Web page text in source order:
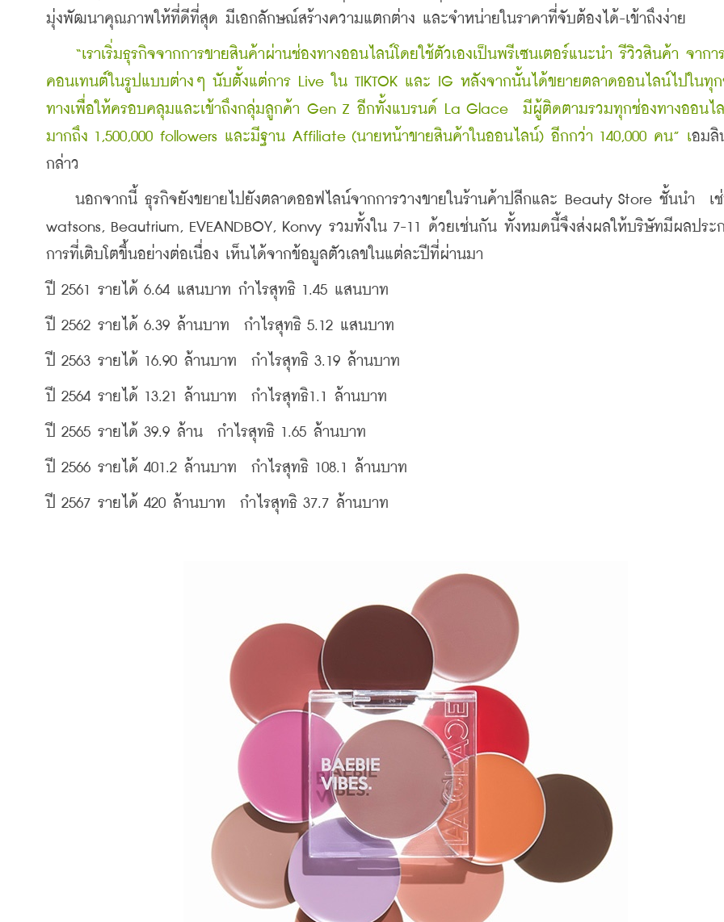
มุ่งพัฒนาคุณภาพให้ที่ดีที่สุด มีเอกลักษณ์สร้างความแตกต่าง และจำหน่ายในราคาที่จับต้องได้-เข้าถึงง่าย
“เราเริ่มธุรกิจจากการขายสินค้าผ่านช่องทางออนไลน์โดยใช้ตัวเองเป็นพรีเซนเตอร์แนะนำ รีวิวสินค้า จากา
คอนเทนต์ในรูปแบบต่างๆ นับตั้งแต่การ Live ใน TIKTOK และ IG หลังจากนั้นได้ขยายตลาดออนไลน์ไปในทุก
ทางเพื่อให้ครอบคลุมและเข้าถึงกลุ่มลูกค้า Gen Z อีกทั้งแบรนด์ La Glace  มีผู้ติดตามรวมทุกช่องทางออนไ
มากถึง 1,500,000 followers และมีฐาน Affiliate (นายหน้าขายสินค้าในออนไลน์) อีกกว่า 140,000 คน” เอมลิ
กล่าว
นอกจากนี้ ธุรกิจยังขยายไปยังตลาดออฟไลน์จากการวางขายในร้านค้าปลีกและ Beauty Store ชั้นนำ  เ
watsons, Beautrium, EVEANDBOY, Konvy รวมทั้งใน 7-11 ด้วยเช่นกัน ทั้งหมดนี้จึงส่งผลให้บริษัทมีผลประ
การที่เติบโตขึ้นอย่างต่อเนื่อง เห็นได้จากข้อมูลตัวเลขในแต่ละปีที่ผ่านมา
ปี 2561 รายได้ 6.64 แสนบาท กำไรสุทธิ 1.45 แสนบาท
ปี 2562 รายได้ 6.39 ล้านบาท  กำไรสุทธิ 5.12 แสนบาท
ปี 2563 รายได้ 16.90 ล้านบาท  กำไรสุทธิ 3.19 ล้านบาท
ปี 2564 รายได้ 13.21 ล้านบาท  กำไรสุทธิ1.1 ล้านบาท
ปี 2565 รายได้ 39.9 ล้าน  กำไรสุทธิ 1.65 ล้านบาท
ปี 2566 รายได้ 401.2 ล้านบาท  กำไรสุทธิ 108.1 ล้านบาท
ปี 2567 รายได้ 420 ล้านบาท  กำไรสุทธิ 37.7 ล้านบาท